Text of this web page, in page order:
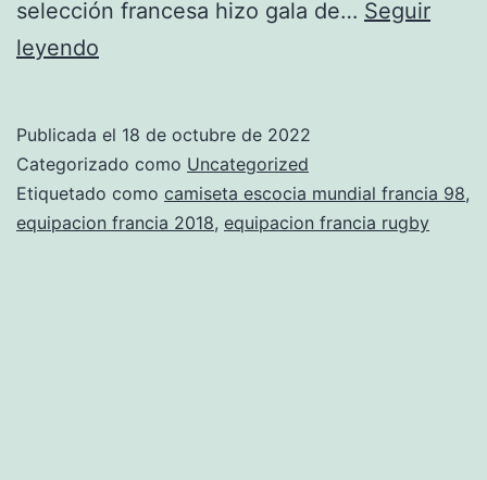
selección francesa hizo gala de… Seguir
leyendo
coq
sportif
Publicada el 18 de octubre de 2022
Categorizado como Uncategorized
Etiquetado como camiseta escocia mundial francia 98,
equipacion francia 2018, equipacion francia rugby